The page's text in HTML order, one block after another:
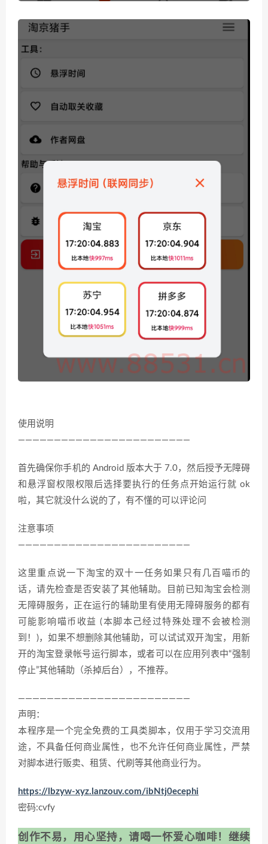
使用说明
————————————————————————
首先确保你手机的 Android 版本大于 7.0，然后授予无障碍
和悬浮窗权限权限后选择要执行的任务点开始运行就 ok
啦，其它就没什么说的了，有不懂的可以评论问
注意事项
————————————————————————
这里重点说一下淘宝的双十一任务如果只有几百喵币的
话，请先检查是否安装了其他辅助。目前已知淘宝会检测
无障碍服务，正在运行的辅助里有使用无障碍服务的都有
可能影响喵币收益 (本脚本己经过特殊处理不会被检测
到！)，如果不想删除其他辅助，可以试试双开淘宝，用新
开的淘宝登录帐号运行脚本，或者可以在应用列表中“强制
停止”其他辅助（杀掉后台），不推荐。
————————————————————————
声明：
本程序是一个完全免费的工具类脚本，仅用于学习交流用
途，不具备任何商业属性，也不允许任何商业属性，严禁
对脚本进行贩卖、租赁、代刷等其他商业行为。
https://lbzyw-xyz.lanzouv.com/ibNtj0ecephi
密码:cvfy
创作不易，用心坚持，请喝一怀爱心咖啡！继续